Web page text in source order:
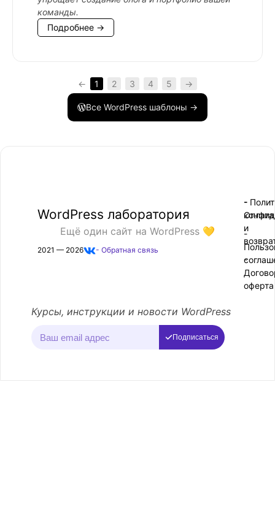
команды.
Подробнее →
← 1 2 3 4 5 →
Все WordPress шаблоны →
WordPress лаборатория
Ещё один сайт на WordPress 💛
2021 — 2026 - Обратная связь
-
-
-
Оплата
и
-
оферта
Курсы, инструкции и новости WordPress
Подписаться